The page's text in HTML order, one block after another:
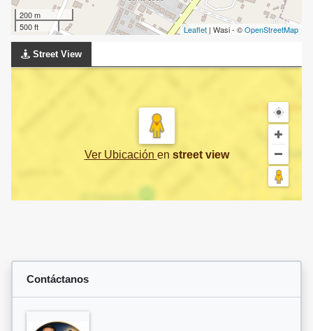
200 m
500 ft
Leaflet | Wasi - ©OpenStreetMap
Street View
Ver Ubicación en street view
Contáctanos